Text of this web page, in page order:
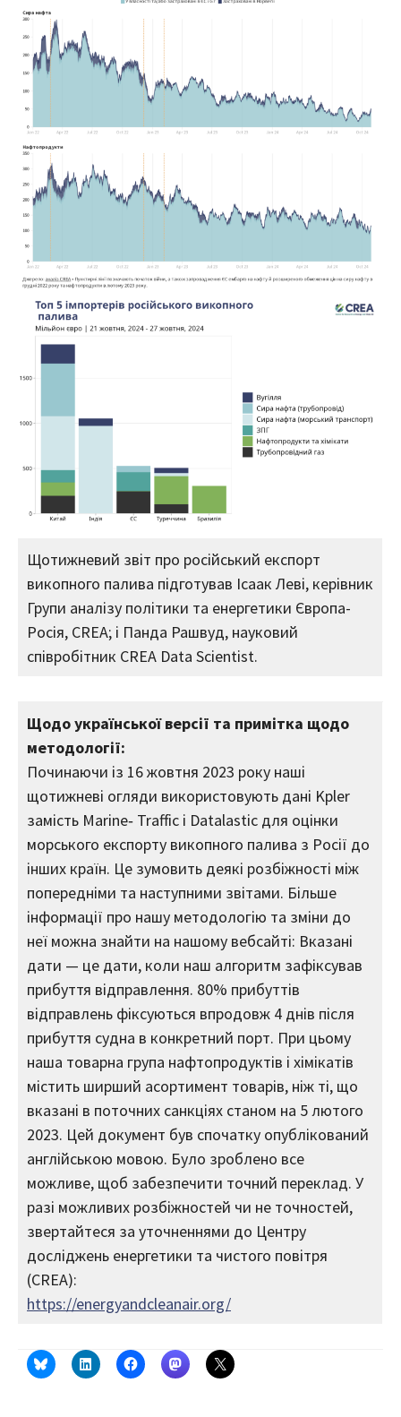
Щотижневий звіт про російський експорт
викопного палива підготував Ісаак Леві, керівник
Групи аналізу політики та енергетики Європа-
Росія, CREA; і Панда Рашвуд, науковий
співробітник CREA Data Scientist.
Щодо української версії та примітка щодо
методології:
Починаючи із 16 жовтня 2023 року наші
щотижневі огляди використовують дані Kpler
замість Marine‑ Traffic і Datalastic для оцінки
морського експорту викопного палива з Росії до
інших країн. Це зумовить деякі розбіжності між
попередніми та наступними звітами. Більше
інформації про нашу методологію та зміни до
неї можна знайти на нашому вебсайті: Вказані
дати — це дати, коли наш алгоритм зафіксував
прибуття відправлення. 80% прибуттів
відправлень фіксуються впродовж 4 днів після
прибуття судна в конкретний порт. При цьому
наша товарна група нафтопродуктів і хімікатів
містить ширший асортимент товарів, ніж ті, що
вказані в поточних санкціях станом на 5 лютого
2023. Цей документ був спочатку опублікований
англійською мовою. Було зроблено все
можливе, щоб забезпечити точний переклад. У
разі можливих розбіжностей чи не точностей,
звертайтеся за уточненнями до Центру
досліджень енергетики та чистого повітря
(CREA):
https://energyandcleanair.org/